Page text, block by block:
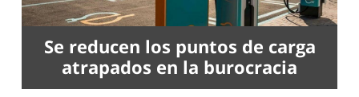
Se reducen los puntos de carga
atrapados en la burocracia